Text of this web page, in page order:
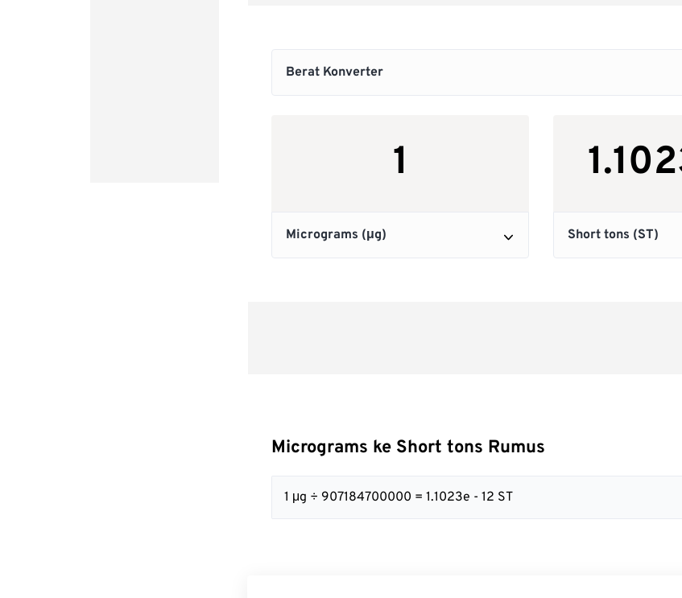
Micrograms ke Short tons Rumus
1 μg ÷ 907184700000 = 1.1023e - 12 ST